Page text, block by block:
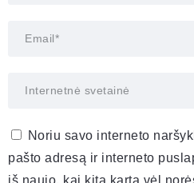
Noriu savo interneto
pašto adresą ir interneto